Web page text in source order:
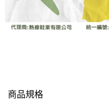
商品規格